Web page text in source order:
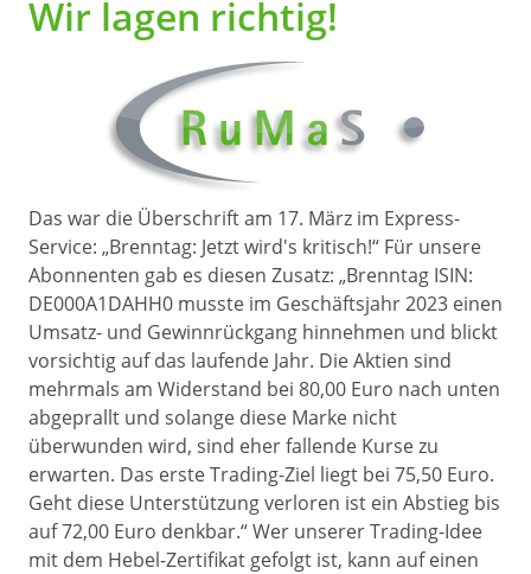
Wir lagen richtig!
Das war die Überschrift am 17. März im Express-
Service: „Brenntag: Jetzt wird's kritisch!“ Für unsere
Abonnenten gab es diesen Zusatz: „Brenntag ISIN:
DE000A1DAHH0 musste im Geschäftsjahr 2023 einen
Umsatz- und Gewinnrückgang hinnehmen und blickt
vorsichtig auf das laufende Jahr. Die Aktien sind
mehrmals am Widerstand bei 80,00 Euro nach unten
abgeprallt und solange diese Marke nicht
überwunden wird, sind eher fallende Kurse zu
erwarten. Das erste Trading-Ziel liegt bei 75,50 Euro.
Geht diese Unterstützung verloren ist ein Abstieg bis
auf 72,00 Euro denkbar.“ Wer unserer Trading-Idee
mit dem Hebel-Zertifikat gefolgt ist, kann auf einen